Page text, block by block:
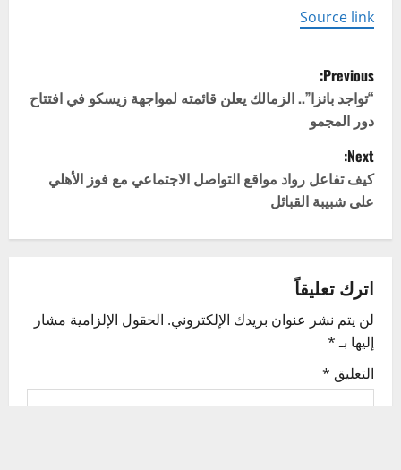
Source link
P
o
s
t
n
v
i
g
Previous:
“تواجد بانزا”.. الزمالك يعلن قائمته لمواجهة زيسكو في افتتاح
دور المجمو
Next:
كيف تفاعل رواد مواقع التواصل الاجتماعي مع فوز الأهلي
على شبيبة القبائل
اترك تعليقاً
لن يتم نشر عنوان بريدك الإلكتروني. الحقول الإلزامية مشار
إليها بـ*
التعليق *